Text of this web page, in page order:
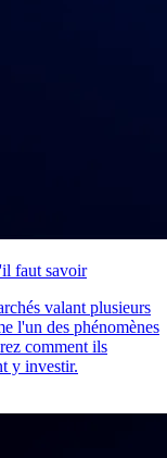
faut savoir
valant plusieurs
l'un des phénomènes
comment ils
y investir.